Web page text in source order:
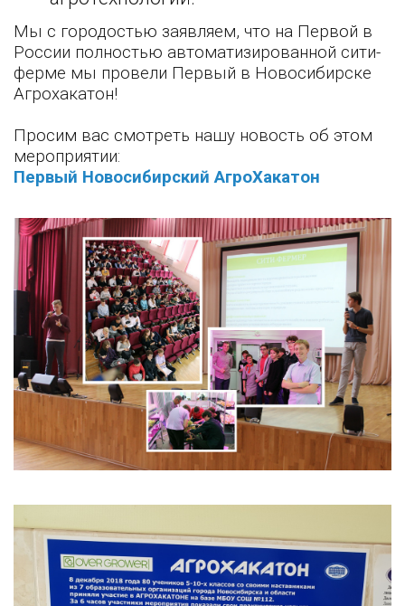
Мы с городостью заявляем, что на Первой в
России полностью автоматизированной сити-
ферме мы провели Первый в Новосибирске
Агрохакатон!
Просим вас смотреть нашу новость об этом
мероприятии:
Первый Новосибирский АгроХакатон